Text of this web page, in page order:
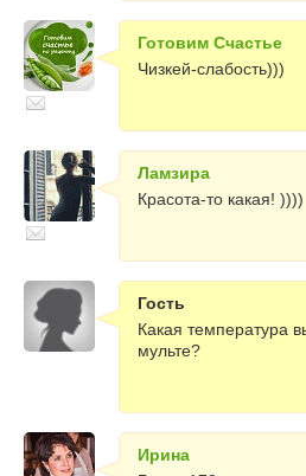
Готовим Счастье
Чизкей-слабость)))
Ламзира
Красота-то какая! ))))
Гость
Какая температура
мульте?
Ирина